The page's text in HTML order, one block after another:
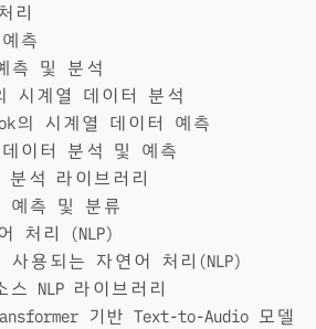
리
측
측 및 분석
시계열 데이터 분석
의 시계열 데이터 예측
이터 분석 및 예측
석 라이브러리
측 및 분류
처리 (NLP)
사용되는 자연어 처리(NLP)
NLP 라이브러리
기반 Text-to-Audio 모델